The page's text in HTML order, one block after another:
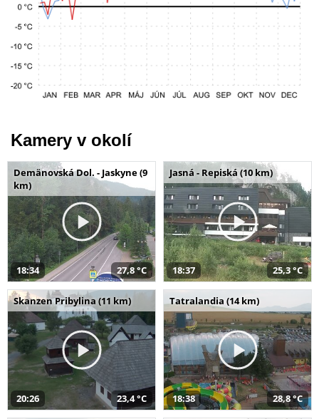
Kamery v okolí
Demänovská Dol. - Jaskyne (9
km)
18:34 27,8 °C
Jasná - Repiská (10 km)
18:37 25,3 °C
Skanzen Pribylina (11 km)
20:26 23,4 °C
Tatralandia (14 km)
18:38 28,8 °C